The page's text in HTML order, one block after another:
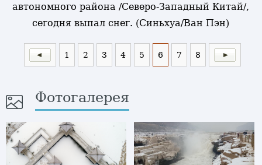
автономного района /Северо-Западный Китай/,
сегодня выпал снег. (Синьхуа/Ван Пэн)
1 2 3 4 5 6 7 8
Фотогалерея